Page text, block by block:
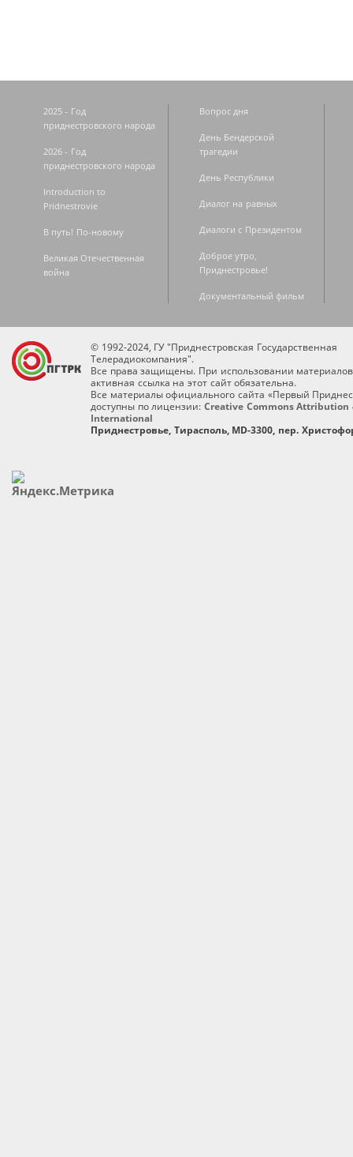
2025 - Год
приднестровского народа
2026 - Год
приднестровского народа
Introduction to
Pridnestrovie
В путь! По-новому
Великая Отечественная
война
Вопрос дня
День Бендерской
трагедии
День Республики
Диалог на равных
Диалоги с Президентом
Доброе утро,
Приднестровье!
Документальный фильм
© 1992-2024, ГУ "Приднестровская Государственная
Телерадиокомпания".
Все права защищены. При использовании
активная ссылка на этот сайт обязательна.
Все материалы официального сайта «Первый
доступны по лицензии: Creative Commons Attribution
International
Приднестровье, Тирасполь, MD-3300, пер.